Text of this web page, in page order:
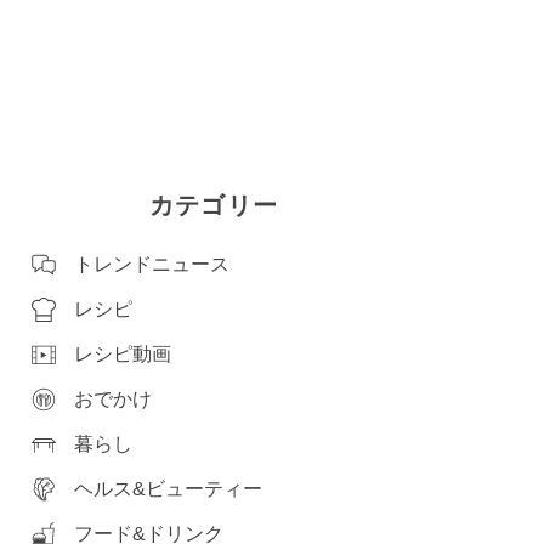
カテゴリー
トレンドニュース
レシピ
レシピ動画
おでかけ
暮らし
ヘルス&ビューティー
フード&ドリンク